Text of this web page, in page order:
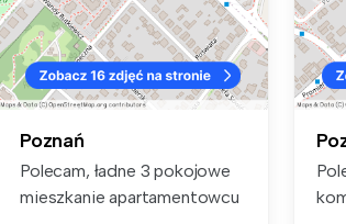
Poznań
Polecam, ładne 3 pokojowe
mieszkanie apartamentowcu